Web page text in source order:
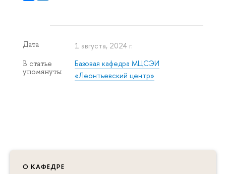
О КАФЕДРЕ
Дата 1 августа, 2024 г.
В статье
упомянуты
Базовая кафедра МЦСЭИ
«Леонтьевский центр»